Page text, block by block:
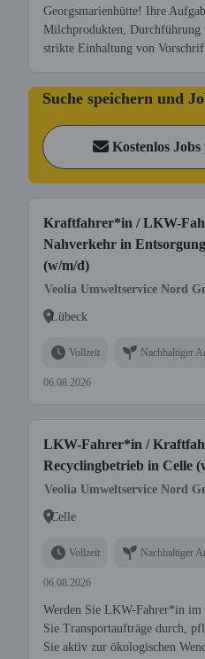
Georgsmarienhütte! Ihre
Milchprodukten, Durchführung
strikte Einhaltung von
Suche speichern und
Kostenlos
Kraftfahrer*in / LKW-
Nahverkehr in
(w/m/d)
Veolia Umweltservice Nord
Lübeck
Vollzeit Nachhaltiger
06.08.2026
LKW-Fahrer*in /
Recyclingbetrieb in Celle
Veolia Umweltservice Nord
Celle
Vollzeit Nachhaltiger
06.08.2026
Werden Sie LKW-Fahrer*in
Sie Transportaufträge durch,
Sie aktiv zur ökologischen